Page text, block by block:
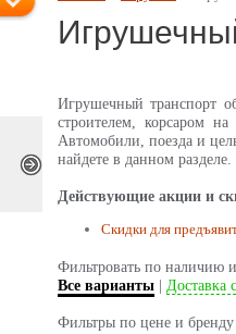
Игрушечный транспорт
строителем, корсаром
Автомобили, поезда и
найдете в данном разделе.
Действующие акции и
Скидки для
Фильтровать по наличию
Все варианты
Доставка
Фильтры по цене и